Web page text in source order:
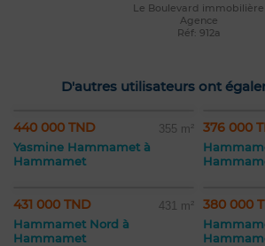
Le Boulevard immobilière
Agence
Réf: 912a
D'autres utilisateurs ont
440 000 TND 355 m²
Yasmine Hammamet à
Hammamet
376 000
431 000 TND 431 m²
Hammamet Nord à
Hammamet
380 000